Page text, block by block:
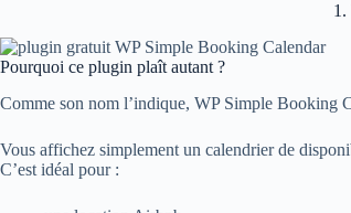
1.
Pourquoi ce plugin plaît autant ?
Comme son nom l’indique, WP Simple Booking
Vous affichez simplement un calendrier de
C’est idéal pour :